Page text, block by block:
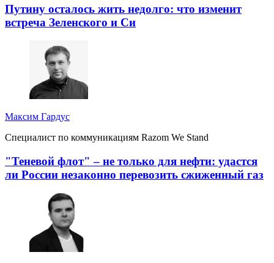
Путину осталось жить недолго: что изменит
встреча Зеленского и Си
Максим Гардус
Специалист по коммуникациям Razom We Stand
"Теневой флот" – не только для нефти: удастся
ли России незаконно перевозить сжиженный газ